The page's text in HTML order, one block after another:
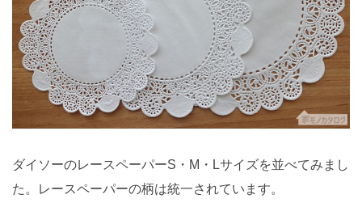
ダイソーのレースペーパーS・M・Lサイズを並べてみまし
た。レースペーパーの柄は統一されています。